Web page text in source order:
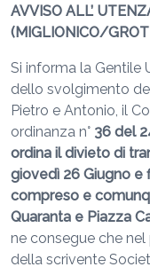
AVVISO ALL’
(MIGLIONICO/
Si informa la Gentile
dello svolgimento
Pietro e Antonio, il
ordinanza n° 36 del
ordina il divieto di
giovedì 26 Giugno e
compreso e
Quaranta e Piazza
ne consegue che
della scrivente